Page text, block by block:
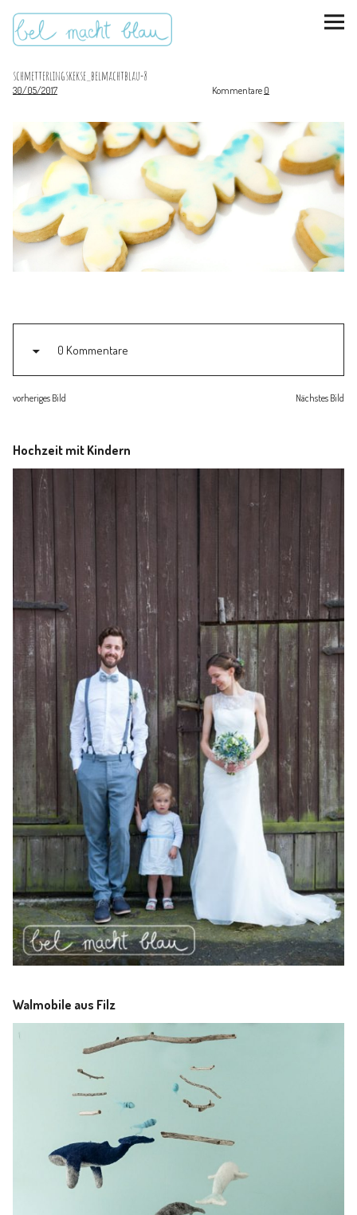
instagram
pinterestbloglovin
Malen + basteln
Feste feiern
Kinderzimmer
Mathe für Mamas
schmetterlingskekse_belmachtblau-8
30/05/2017 Kommentare 0
0 Kommentare
Nächstes Bild
vorheriges Bild
Hochzeit mit Kindern
Walmobile aus Filz